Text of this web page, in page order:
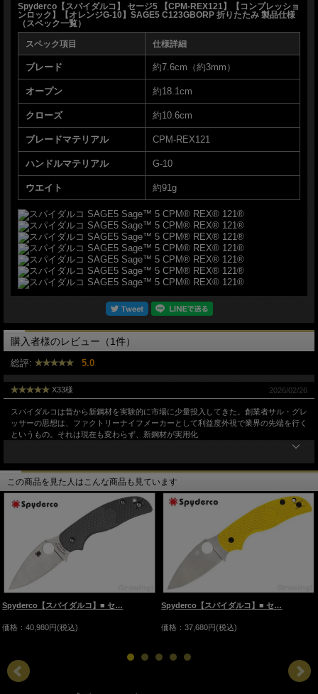
■ブレード：約7.6cm（約3mm）
■オープン：約18.1cm
■クローズ：約10.6cm
■ブレードマテリアル：CPM-REX121
■ハンドルマテリアル：G-10
■ウエイト：約91g
■Spyderco【スパイダルコ】■ セージ5 【CPM-REX121】【コンプレッションロッ
＊製造時、輸送に伴う擦り傷、箱の凹み等ある場合がございます事、ご了承下さい
＊写真、動画はサンプルとなります
Spyderco【スパイダルコ】 セージ5 【CPM-REX121】【コンプレッショ
ンロック】【オレンジG-10】SAGE5 C123GBORP 折りたたみ 製品仕様
（スペック一覧）
スペック項目 仕様詳細
ブレード 約7.6cm（約3mm）
オープン 約18.1cm
クローズ 約10.6cm
ブレードマテリアル CPM-REX121
ハンドルマテリアル G-10
ウエイト 約91g
購入者様のレビュー（1件）
総評: 5.0
X33様 2026/02/26
スパイダルコは昔から新鋼材を実験的に市場に少量投入してきた。創業者サル・グレ
ッサーの思想は、ファクトリーナイフメーカーとして利益度外視で業界の先端を行く
というもの。それは現在も変わらず、新鋼材が実用化
この商品を見た人はこんな商品も見ています
Spyderco【スパイダルコ】■ セ…
価格：40,980円(税込)
Spyderco【スパイダルコ】■ セ…
価格：37,680円(税込)